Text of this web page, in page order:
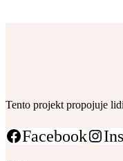
Tento projekt propojuje
Facebook